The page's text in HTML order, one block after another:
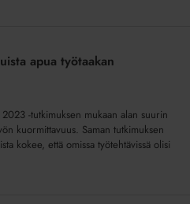
apua työtaakan
-tutkimuksen mukaan alan suurin
kuormittavuus. Saman tutkimuksen
kokee, että omissa työtehtävissä olisi